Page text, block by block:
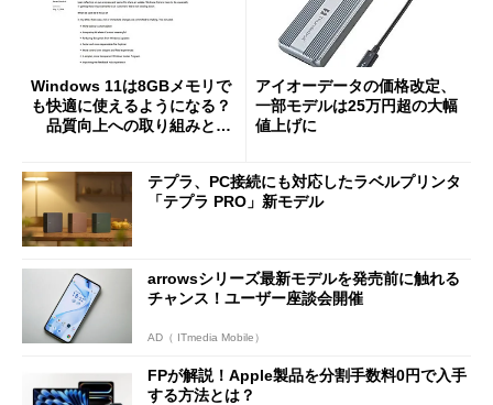
Windows 11は8GBメモリで
も快適に使えるようになる？
品質向上への取り組みと
アイオーデータの価格改定、
一部モデルは25万円超の大幅
値上げに
テプラ、PC接続にも対応したラベルプリンタ
「テプラ PRO」新モデル
arrowsシリーズ最新モデルを発売前に触れる
チャンス！ユーザー座談会開催
AD（ ITmedia Mobile）
FPが解説！Apple製品を分割手数料0円で入手
する方法とは？